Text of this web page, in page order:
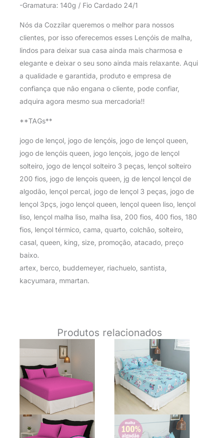
-Gramatura: 140g / Fio Cardado 24/1
Nós da Cozzilar queremos o melhor para nossos
clientes, por isso oferecemos esses Lençóis de malha,
lindos para deixar sua casa ainda mais charmosa e
elegante e deixar o seu sono ainda mais relaxante. Aqui
a qualidade e garantida, produto e empresa de
confiança que não engana o cliente, pode confiar,
adquira agora mesmo sua mercadoria!!
**TAGs**
jogo de lençol, jogo de lençóis, jogo de lençol queen,
jogo de lençóis queen, jogo lençois, jogo de lençol
solteiro, jogo de lençol solteiro 3 peças, lençol solteiro
200 fios, jogo de lençois queen, jg de lençol lençol de
algodão, lençol percal, jogo de lençol 3 peças, jogo de
lençol 3pçs, jogo lençol queen, lençol queen liso, lençol
liso, lençol malha liso, malha lisa, 200 fios, 400 fios, 180
fios, lençol térmico, cama, quarto, colchão, solteiro,
casal, queen, king, size, promoção, atacado, preço
baixo.
artex, berco, buddemeyer, riachuelo, santista,
kacyumara, mmartan.
Produtos relacionados
O
preço
original
era:
R$ 85,90.R$ 55,90.
O
preço
original
era:
R$ 79,90.
O
preço
é:
R$